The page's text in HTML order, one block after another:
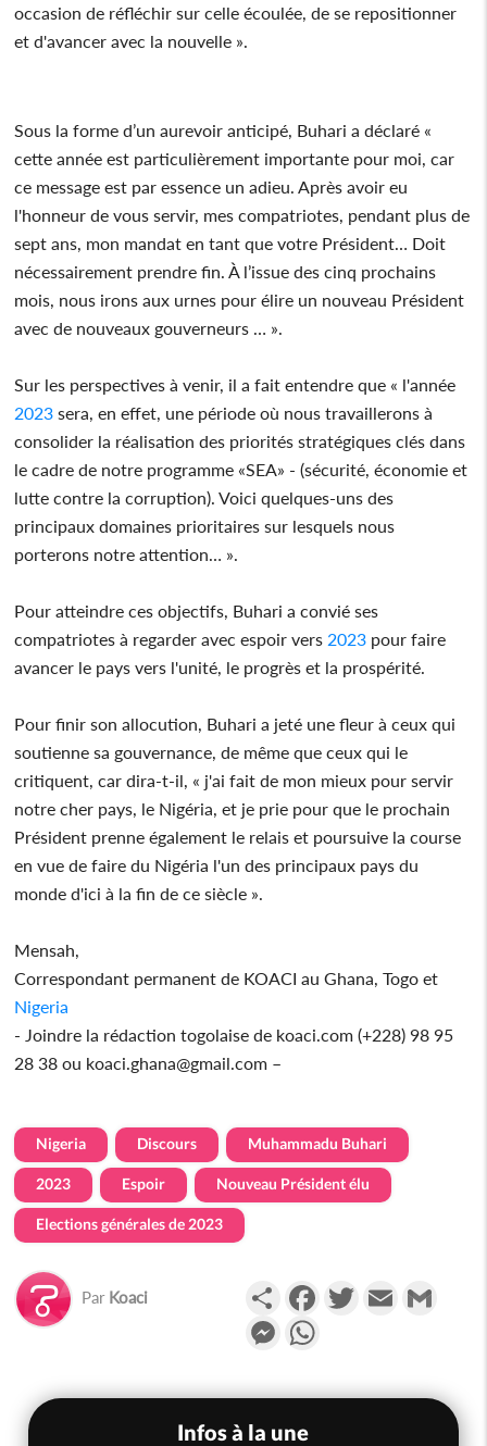
occasion de réfléchir sur celle écoulée, de se repositionner
et d'avancer avec la nouvelle ».
Sous la forme d’un aurevoir anticipé, Buhari a déclaré «
cette année est particulièrement importante pour moi, car
ce message est par essence un adieu. Après avoir eu
l'honneur de vous servir, mes compatriotes, pendant plus de
sept ans, mon mandat en tant que votre Président… Doit
nécessairement prendre fin. À l’issue des cinq prochains
mois, nous irons aux urnes pour élire un nouveau Président
avec de nouveaux gouverneurs … ».
Sur les perspectives à venir, il a fait entendre que « l'année
2023 sera, en effet, une période où nous travaillerons à
consolider la réalisation des priorités stratégiques clés dans
le cadre de notre programme «SEA» - (sécurité, économie et
lutte contre la corruption). Voici quelques-uns des
principaux domaines prioritaires sur lesquels nous
porterons notre attention… ».
Pour atteindre ces objectifs, Buhari a convié ses
compatriotes à regarder avec espoir vers 2023 pour faire
avancer le pays vers l'unité, le progrès et la prospérité.
Pour finir son allocution, Buhari a jeté une fleur à ceux qui
soutienne sa gouvernance, de même que ceux qui le
critiquent, car dira-t-il, « j'ai fait de mon mieux pour servir
notre cher pays, le Nigéria, et je prie pour que le prochain
Président prenne également le relais et poursuive la course
en vue de faire du Nigéria l'un des principaux pays du
monde d'ici à la fin de ce siècle ».
Mensah,
Correspondant permanent de KOACI au Ghana, Togo et
Nigeria
- Joindre la rédaction togolaise de koaci.com (+228) 98 95
28 38 ou koaci.ghana@gmail.com –
Nigeria Discours Muhammadu Buhari
2023 Espoir Nouveau Président élu
Elections générales de 2023
Par Koaci PartagerFacebookTwitterEmail
Messenger
Infos à la une